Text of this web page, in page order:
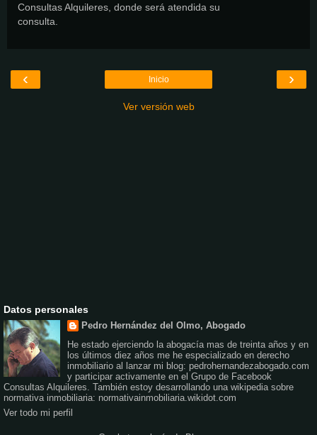
Consultas Alquileres, donde será atendida su
consulta.
‹ ›
Inicio
Ver versión web
Datos personales
Pedro Hernández del Olmo, Abogado
He estado ejerciendo la abogacía mas de treinta años y en
los últimos diez años me he especializado en derecho
inmobiliario al lanzar mi blog: pedrohernandezabogado.com
y participar activamente en el Grupo de Facebook
Consultas Alquileres. También estoy desarrollando una wikipedia sobre
normativa inmobiliaria: normativainmobiliaria.wikidot.com
Ver todo mi perfil